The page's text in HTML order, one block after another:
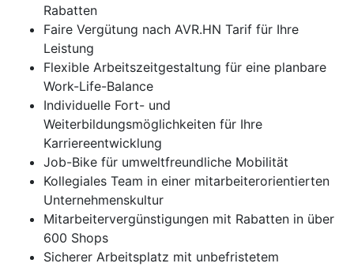
Rabatten
Faire Vergütung nach AVR.HN Tarif für Ihre
Leistung
Flexible Arbeitszeitgestaltung für eine planbare
Work-Life-Balance
Individuelle Fort- und
Weiterbildungsmöglichkeiten für Ihre
Karriereentwicklung
Job-Bike für umweltfreundliche Mobilität
Kollegiales Team in einer mitarbeiterorientierten
Unternehmenskultur
Mitarbeitervergünstigungen mit Rabatten in über
600 Shops
Sicherer Arbeitsplatz mit unbefristetem